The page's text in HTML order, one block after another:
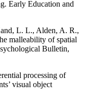
Early Education and
L. L., Alden, A. R.,
malleability of spatial
Bulletin,
processing of
visual object